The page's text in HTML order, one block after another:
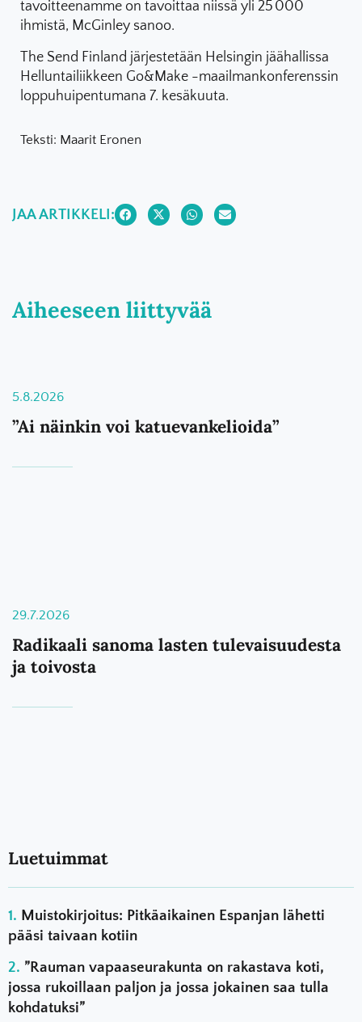
tavoitteenamme on tavoittaa niissä yli 25 000
ihmistä, McGinley sanoo.
The Send Finland järjestetään Helsingin jäähallissa
Helluntailiikkeen Go&Make -maailmankonferenssin
loppuhuipentumana 7. kesäkuuta.
Teksti: Maarit Eronen
JAA ARTIKKELI:
Aiheeseen liittyvää
5.8.2026
”Ai näinkin voi katuevankelioida”
29.7.2026
Radikaali sanoma lasten tulevaisuudesta
ja toivosta
Luetuimmat
Muistokirjoitus: Pitkäaikainen Espanjan lähetti
pääsi taivaan kotiin
”Rauman vapaaseurakunta on rakastava koti,
jossa rukoillaan paljon ja jossa jokainen saa tulla
kohdatuksi”